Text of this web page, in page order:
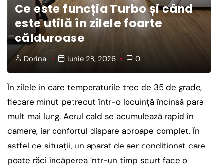
Ce este funcția Turbo și când
este utilă în zilele foarte
călduroase
Dorina iunie 28, 2026 0
În zilele în care temperaturile trec de 35 de grade,
fiecare minut petrecut într-o locuință încinsă pare
mult mai lung. Aerul cald se acumulează rapid în
camere, iar confortul dispare aproape complet. În
astfel de situații, un aparat de aer condiționat care
poate răci încăperea într-un timp scurt face o